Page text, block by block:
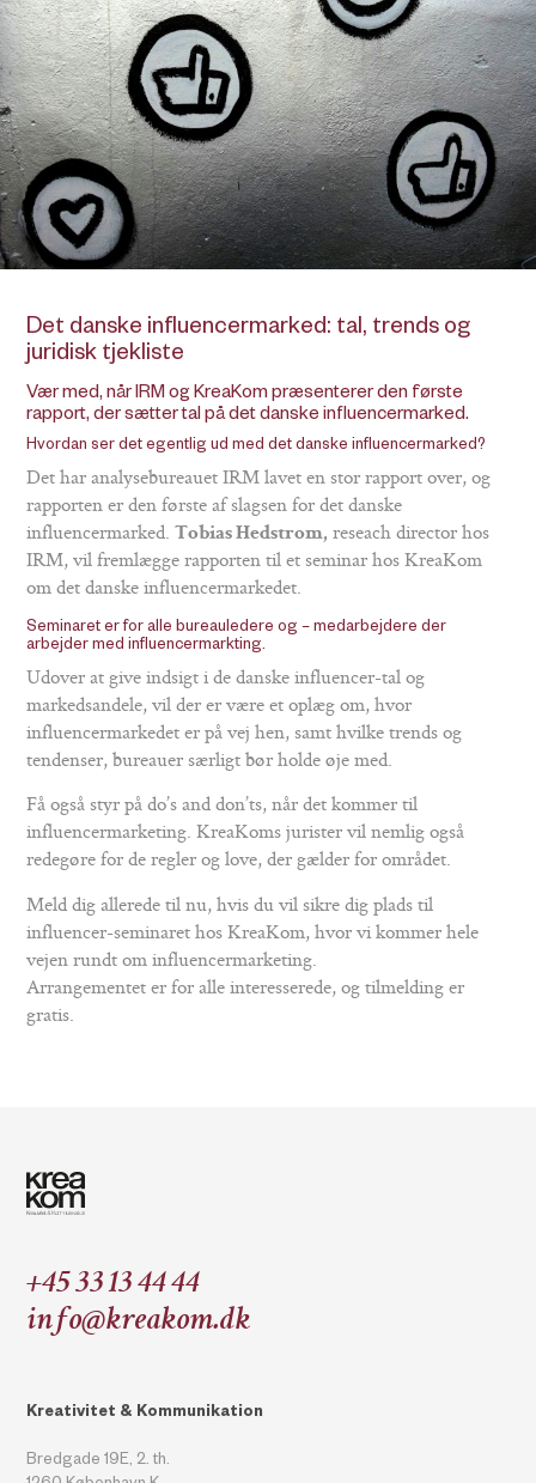
Det danske influencermarked: tal, trends og
juridisk tjekliste
Vær med, når IRM og KreaKom præsenterer den første
rapport, der sætter tal på det danske influencermarked.
Hvordan ser det egentlig ud med det danske influencermarked?
Det har analysebureauet IRM lavet en stor rapport over, og
rapporten er den første af slagsen for det danske
influencermarked. Tobias Hedstrom, reseach director hos
IRM, vil fremlægge rapporten til et seminar hos KreaKom
om det danske influencermarkedet.
Seminaret er for alle bureauledere og – medarbejdere der
arbejder med influencermarkting.
Udover at give indsigt i de danske influencer-tal og
markedsandele, vil der er være et oplæg om, hvor
influencermarkedet er på vej hen, samt hvilke trends og
tendenser, bureauer særligt bør holde øje med.
Få også styr på do’s and don’ts, når det kommer til
influencermarketing. KreaKoms jurister vil nemlig også
redegøre for de regler og love, der gælder for området.
Meld dig allerede til nu, hvis du vil sikre dig plads til
influencer-seminaret hos KreaKom, hvor vi kommer hele
vejen rundt om influencermarketing.
Arrangementet er for alle interesserede, og tilmelding er
gratis.
+45 33 13 44 44
info@kreakom.dk
Kreativitet & Kommunikation
Bredgade 19E, 2. th.